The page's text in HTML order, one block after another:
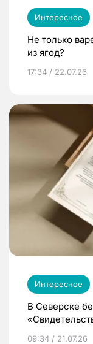
Интересное
Не только
из ягод?
17:34 / 22.07.26
Интересное
В Северске
09:34 / 21.07.26